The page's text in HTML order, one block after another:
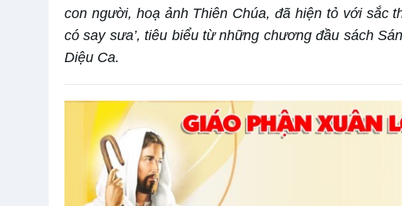
con người, hoạ ảnh Thiên Chúa, đã hiện tỏ với sắc
có say sưa’, tiêu biểu từ những chương đầu sách
Diệu Ca.